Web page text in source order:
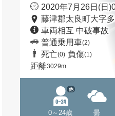
2020年7月26日(日
藤津郡太良町大字
車両相互 中破事故
普通乗用車(2)
死亡(0) 負傷(1)
距離3029m
0～24歳
他
曇